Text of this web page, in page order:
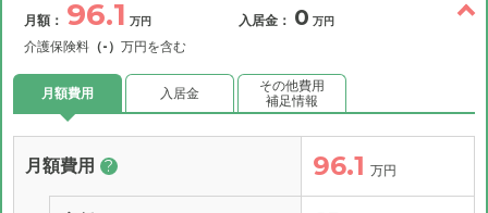
月額： 96.1 万円
介護保険料 （-） 万円を含む
入居金： 0 万円
月額費用 入居金
その他費用
補足情報
月額費用 ? 96.1 万円